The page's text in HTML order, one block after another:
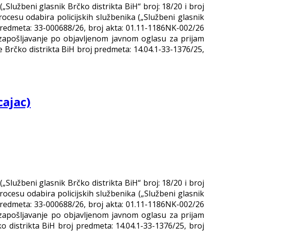
glasnik Brčko distrikta BiH“ broj: 18/20 i broj
odabira policijskih službenika („Službeni glasnik
33-000688/26, broj akta: 01.11-1186NK-002/26
po objavljenom javnom oglasu za prijam
distrikta BiH broj predmeta: 14.04.1-33-1376/25,
glasnik Brčko distrikta BiH“ broj: 18/20 i broj
odabira policijskih službenika („Službeni glasnik
33-000688/26, broj akta: 01.11-1186NK-002/26
po objavljenom javnom oglasu za prijam
distrikta BiH broj predmeta: 14.04.1-33-1376/25, broj